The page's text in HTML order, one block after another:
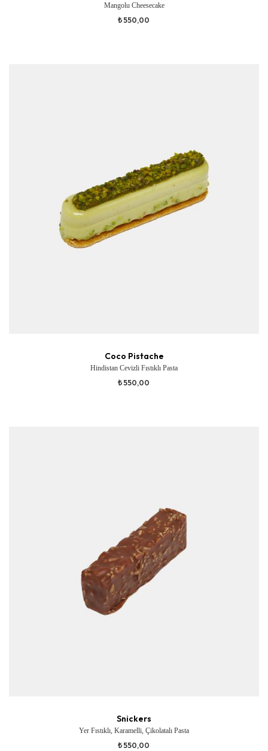
Mangolu Cheesecake
₺ 550,00
Coco Pistache
Hindistan Cevizli Fıstıklı Pasta
₺ 550,00
Snickers
Yer Fıstıklı, Karamelli, Çikolatalı Pasta
₺ 550,00